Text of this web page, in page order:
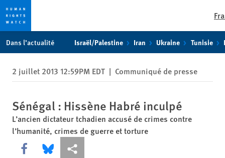
to
privacy
notice
to
content
Dans l’actualité Israël/Palestine Iran Ukraine Tunisie
2 juillet 2013 12:59PM EDT | Communiqué de presse
Sénégal : Hissène Habré inculpé
L’ancien dictateur tchadien accusé de crimes contre
l’humanité, crimes de guerre et torture
Share this via Facebook
Share this via Bluesky
Share this via Partagez